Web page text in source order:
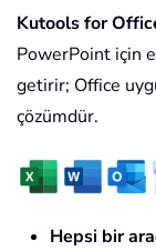
Kutools for
PowerPoint için
getirir; Office
çözümdür.
Hepsi bir